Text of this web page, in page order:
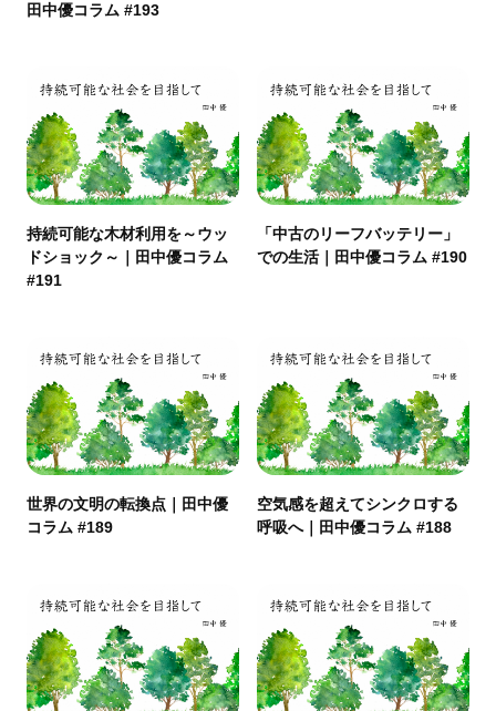
田中優コラム #193
持続可能な木材利用を～ウッ
ドショック～｜田中優コラム
#191
「中古のリーフバッテリー」
での生活｜田中優コラム #190
世界の文明の転換点｜田中優
コラム #189
空気感を超えてシンクロする
呼吸へ｜田中優コラム #188